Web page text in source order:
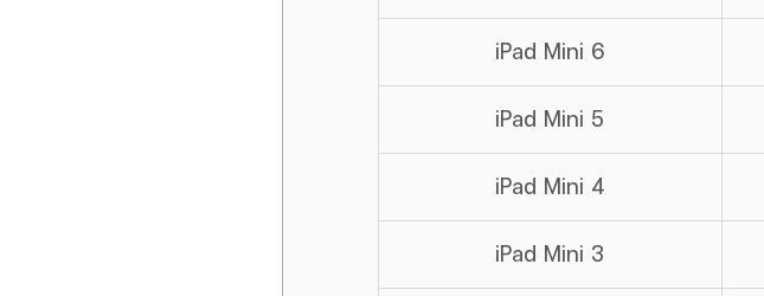
iPad Mini 6
iPad Mini 5
iPad Mini 4
iPad Mini 3